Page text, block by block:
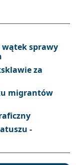
wątek sprawy
za
migrantów
-